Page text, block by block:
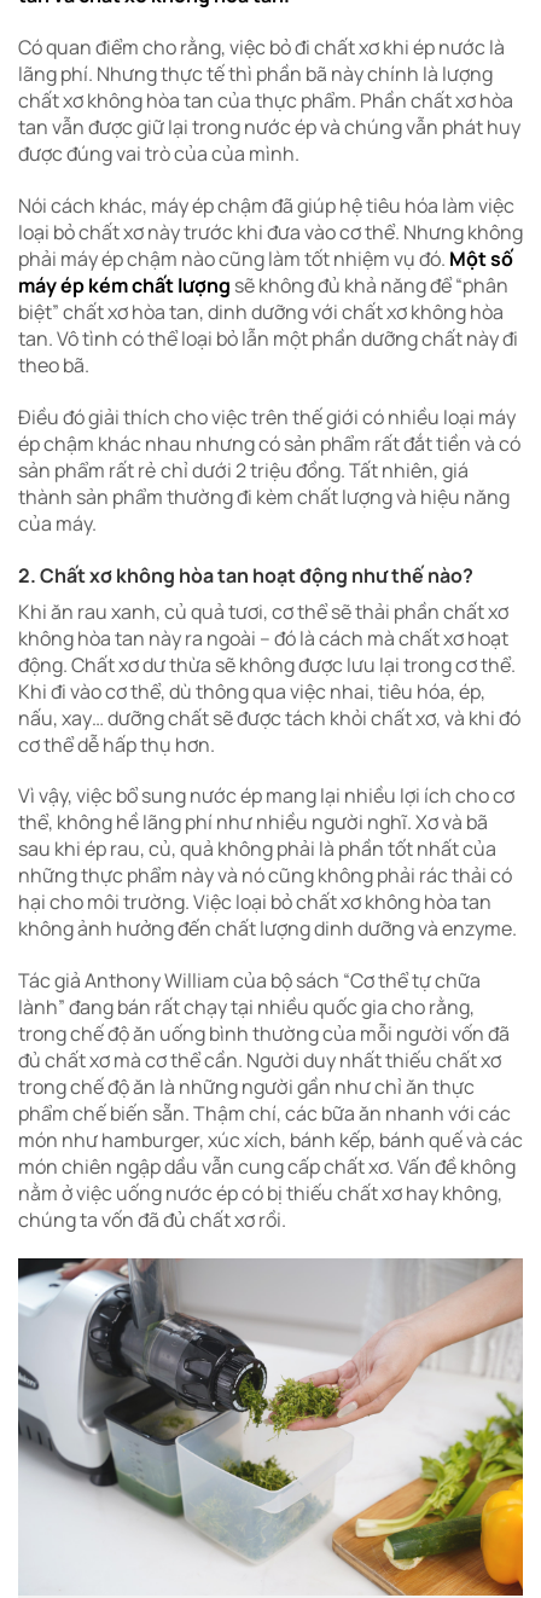
Có quan điểm cho rằng, việc bỏ đi chất xơ khi ép nước là
lãng phí. Nhưng thực tế thì phần bã này chính là lượng
chất xơ không hòa tan của thực phẩm. Phần chất xơ hòa
tan vẫn được giữ lại trong nước ép và chúng vẫn phát huy
được đúng vai trò của của mình.
Nói cách khác, máy ép chậm đã giúp hệ tiêu hóa làm việc
loại bỏ chất xơ này trước khi đưa vào cơ thể. Nhưng không
phải máy ép chậm nào cũng làm tốt nhiệm vụ đó. Một số
máy ép kém chất lượng sẽ không đủ khả năng để “phân
biệt” chất xơ hòa tan, dinh dưỡng với chất xơ không hòa
tan. Vô tình có thể loại bỏ lẫn một phần dưỡng chất này đi
theo bã.
Điều đó giải thích cho việc trên thế giới có nhiều loại máy
ép chậm khác nhau nhưng có sản phẩm rất đắt tiền và có
sản phẩm rất rẻ chỉ dưới 2 triệu đồng. Tất nhiên, giá
thành sản phẩm thường đi kèm chất lượng và hiệu năng
của máy.
2. Chất xơ không hòa tan hoạt động như thế nào?
Khi ăn rau xanh, củ quả tươi, cơ thể sẽ thải phần chất xơ
không hòa tan này ra ngoài – đó là cách mà chất xơ hoạt
động. Chất xơ dư thừa sẽ không được lưu lại trong cơ thể.
Khi đi vào cơ thể, dù thông qua việc nhai, tiêu hóa, ép,
nấu, xay… dưỡng chất sẽ được tách khỏi chất xơ, và khi đó
cơ thể dễ hấp thụ hơn.
Vì vậy, việc bổ sung nước ép mang lại nhiều lợi ích cho cơ
thể, không hề lãng phí như nhiều người nghĩ. Xơ và bã
sau khi ép rau, củ, quả không phải là phần tốt nhất của
những thực phẩm này và nó cũng không phải rác thải có
hại cho môi trường. Việc loại bỏ chất xơ không hòa tan
không ảnh hưởng đến chất lượng dinh dưỡng và enzyme.
Tác giả Anthony William của bộ sách “Cơ thể tự chữa
lành” đang bán rất chạy tại nhiều quốc gia cho rằng,
trong chế độ ăn uống bình thường của mỗi người vốn đã
đủ chất xơ mà cơ thể cần. Người duy nhất thiếu chất xơ
trong chế độ ăn là những người gần như chỉ ăn thực
phẩm chế biến sẵn. Thậm chí, các bữa ăn nhanh với các
món như hamburger, xúc xích, bánh kếp, bánh quế và các
món chiên ngập dầu vẫn cung cấp chất xơ. Vấn đề không
nằm ở việc uống nước ép có bị thiếu chất xơ hay không,
chúng ta vốn đã đủ chất xơ rồi.